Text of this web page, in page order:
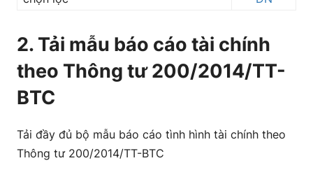
2. Tải mẫu báo cáo tài chính
theo Thông tư 200/2014/TT-
BTC
Tải đầy đủ bộ mẫu báo cáo tình hình tài chính theo
Thông tư 200/2014/TT-BTC